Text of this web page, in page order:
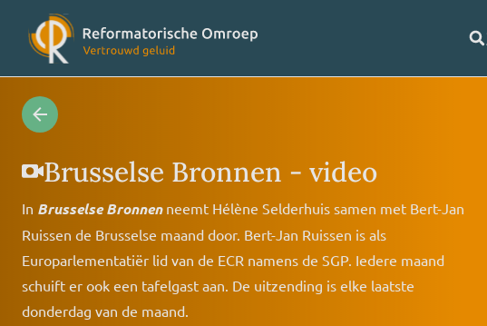
Videoprogramma’s
Concertagenda
Over ons
VriendenClub RO
Brusselse Bronnen - video
In Brusselse Bronnenneemt Hélène Selderhuis samen met Bert-Jan
Ruissen de Brusselse maand door. Bert-Jan Ruissen is als
Europarlementatiër lid van de ECR namens de SGP. Iedere maand
schuift er ook een tafelgast aan. De uitzending is elke laatste
donderdag van de maand.